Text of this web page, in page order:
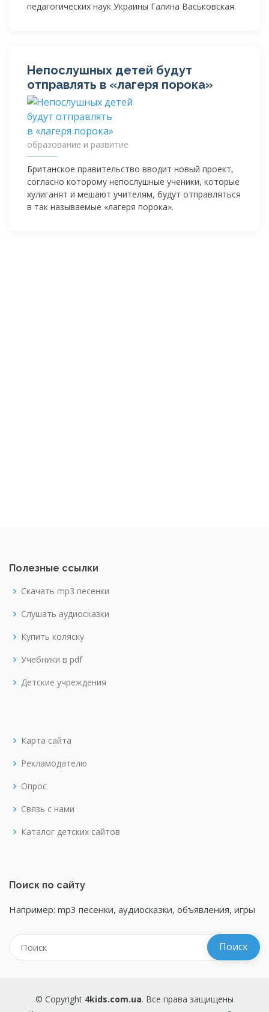
педагогических наук Украины Галина Васьковская.
Непослушных детей будут
отправлять в «лагеря порока»
образование и развитие
Британское правительство вводит новый проект,
согласно которому непослушные ученики, которые
хулиганят и мешают учителям, будут отправляться
в так называемые «лагеря порока».
Полезные ссылки
Скачать mp3 песенки
Слушать аудиосказки
Купить коляску
Учебники в pdf
Детские учреждения
Карта сайта
Рекламодателю
Опрос
Связь с нами
Каталог детских сайтов
Поиск по сайту
Например: mp3 песенки, аудиосказки, объявления, игры
© Copyright 4kids.com.ua. Все права защищены